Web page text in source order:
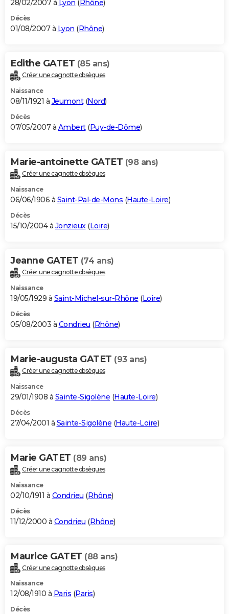
28/02/2007 à Lyon ( Rhône)
Décès
01/08/2007 à Lyon (Rhône)
Edithe GATET (85 ans)
Créer une cagnotte obsèques
Naissance
08/11/1921 à Jeumont(Nord)
Décès
07/05/2007 à Ambert(Puy-de-Dôme)
Marie-antoinette GATET (98 ans)
Créer une cagnotte obsèques
Naissance
06/06/1906 à Saint-Pal-de-Mons (Haute-Loire)
Décès
15/10/2004 à Jonzieux(Loire)
Jeanne GATET (74 ans)
Créer une cagnotte obsèques
Naissance
19/05/1929 à Saint-Michel-sur-Rhône (Loire)
Décès
05/08/2003 à Condrieu (Rhône)
Marie-augusta GATET (93 ans)
Créer une cagnotte obsèques
Naissance
29/01/1908 à Sainte-Sigolène (Haute-Loire)
Décès
27/04/2001 à Sainte-Sigolène (Haute-Loire)
Marie GATET (89 ans)
Créer une cagnotte obsèques
Naissance
02/10/1911 à Condrieu (Rhône)
Décès
11/12/2000 à Condrieu (Rhône)
Maurice GATET (88 ans)
Créer une cagnotte obsèques
Naissance
12/08/1910 à Paris (Paris)
Décès